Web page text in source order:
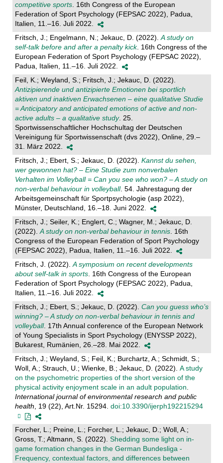
competitive sports. 16th Congress of the European
Federation of Sport Psychology (FEPSAC 2022), Padua,
Italien, 11.–16. Juli 2022.
Fritsch, J.; Engelmann, N.; Jekauc, D. (2022).A study on
self-talk before and after a penalty kick. 16th Congress of the
European Federation of Sport Psychology (FEPSAC 2022),
Padua, Italien, 11.–16. Juli 2022.
Feil, K.; Weyland, S.; Fritsch, J.; Jekauc, D. (2022).
Antizipierende und antizipierte Emotionen bei sportlich
aktiven und inaktiven Erwachsenen – eine qualitative Studie
= Anticipatory and anticipated emotions of active and non-
active adults – a qualitative study. 25.
Sportwissenschaftlicher Hochschultag der Deutschen
Vereinigung für Sportwissenschaft (dvs 2022), Online, 29.–
31. März 2022.
Fritsch, J.; Ebert, S.; Jekauc, D. (2022). Kannst du sehen,
wer gewonnen hat? – Eine Studie zum nonverbalen
Verhalten im Volleyball = Can you see who won? – A study on
non-verbal behaviour in volleyball. 54. Jahrestagung der
Arbeitsgemeinschaft für Sportpsychologie (asp 2022),
Münster, Deutschland, 16.–18. Juni 2022.
Fritsch, J.; Seiler, K.; Englert, C.; Wagner, M.; Jekauc, D.
(2022).A study on non-verbal behaviour in tennis. 16th
Congress of the European Federation of Sport Psychology
(FEPSAC 2022), Padua, Italien, 11.–16. Juli 2022.
Fritsch, J. (2022).A symposium on recent developments
about self-talk in sports. 16th Congress of the European
Federation of Sport Psychology (FEPSAC 2022), Padua,
Italien, 11.–16. Juli 2022.
Fritsch, J.; Ebert, S.; Jekauc, D. (2022). Can you guess who’s
winning? – A study on non-verbal behaviour in tennis and
volleyball. 17th Annual conference of the European Network
of Young Specialists in Sport Psychology (ENYSSP 2022),
Bukarest, Rumänien, 26.–28. Mai 2022.
Fritsch, J.; Weyland, S.; Feil, K.; Burchartz, A.; Schmidt, S.;
Woll, A.; Strauch, U.; Wienke, B.; Jekauc, D. (2022). A study
on the psychometric properties of the short version of the
physical activity enjoyment scale in an adult population.
International journal of environmental research and public
health, 19 (22), Art.Nr. 15294. doi:10.3390/ijerph192215294
Forcher, L.; Preine, L.; Forcher, L.; Jekauc, D.; Woll, A.;
Gross, T.; Altmann, S. (2022). Shedding some light on in-
game formation changes in the German Bundesliga -
Frequency, contextual factors, and differences between